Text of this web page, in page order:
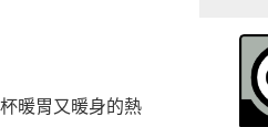
暖胃又暖身的熱